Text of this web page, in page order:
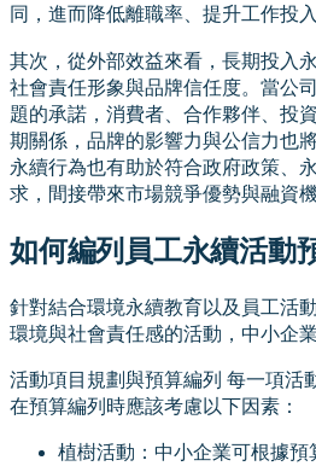
同，進而降低離職率、提升工作投入
其次，從外部效益來看，長期投入
社會責任形象與品牌信任度。當公
題的承諾，消費者、合作夥伴、投
期關係，品牌的影響力與公信力也
永續行為也有助於符合政府政策、
求，間接帶來市場競爭優勢與融資機
如何編列員工永續活動
針對結合環境永續教育以及員工活
環境與社會責任感的活動，中小企
活動項目規劃與預算編列 每一項活
在預算編列時應該考慮以下因素：
植樹活動：中小企業可根據